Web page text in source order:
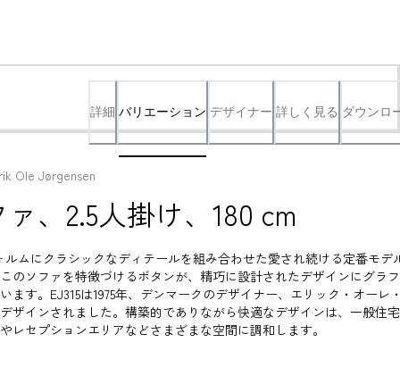
詳細 バリエーション デザイナー 詳しく見る ダウンロ
Ole Jørgensen
ァ、2.5人掛け、180 cm
ルムにクラシックなディテールを組み合わせた愛され続ける定番モデ
のソファを特徴づけるボタンが、精巧に設計されたデザインにグラフ
ます。EJ315は1975年、デンマークのデザイナー、エリック・オーレ
ザインされました。構築的でありながら快適なデザインは、一般住宅
レセプションエリアなどさまざまな空間に調和します。